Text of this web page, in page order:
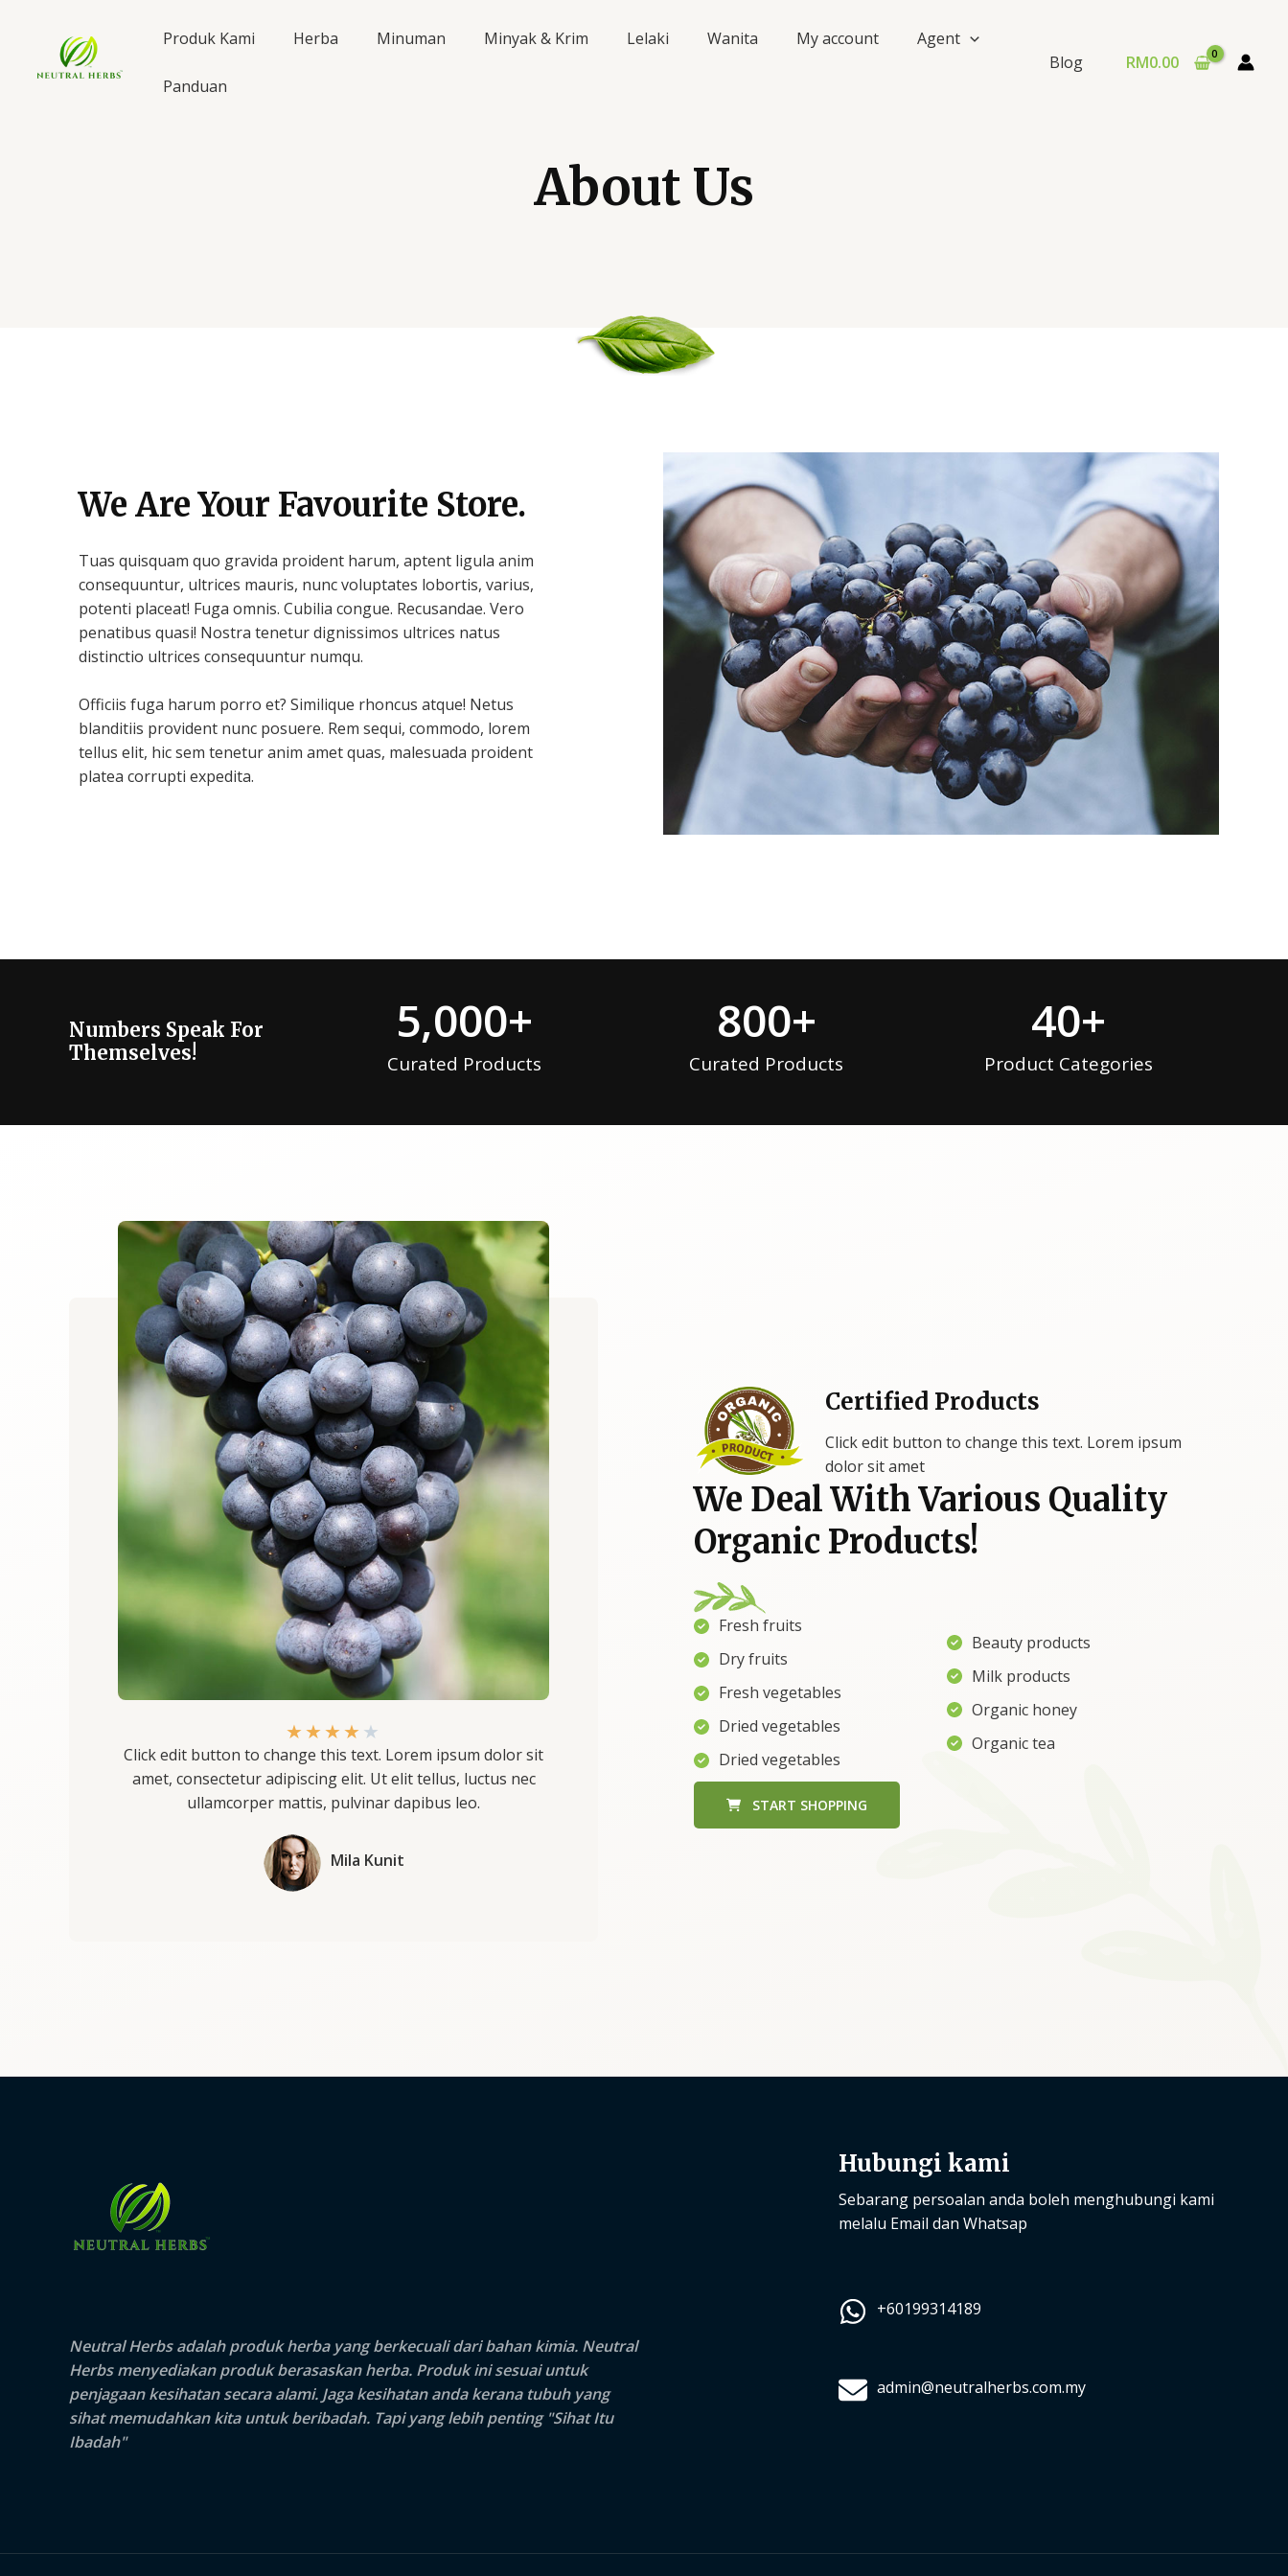
Produk Kami Herba Minuman Minyak & Krim Lelaki Wanita My account Agent
Panduan
Blog RM0.00
About Us
We Are Your Favourite Store.
Tuas quisquam quo gravida proident harum, aptent ligula anim
consequuntur, ultrices mauris, nunc voluptates lobortis, varius,
potenti placeat! Fuga omnis. Cubilia congue. Recusandae. Vero
penatibus quasi! Nostra tenetur dignissimos ultrices natus
distinctio ultrices consequuntur numqu.
Officiis fuga harum porro et? Similique rhoncus atque! Netus
blanditiis provident nunc posuere. Rem sequi, commodo, lorem
tellus elit, hic sem tenetur anim amet quas, malesuada proident
platea corrupti expedita.
Numbers Speak For
Themselves!
5,000+
Curated Products
800+
Curated Products
40+
Product Categories
★★★★★
Click edit button to change this text. Lorem ipsum dolor sit
amet, consectetur adipiscing elit. Ut elit tellus, luctus nec
ullamcorper mattis, pulvinar dapibus leo.
Mila Kunit
Certified Products
Click edit button to change this text. Lorem ipsum
dolor sit amet
We Deal With Various Quality
Organic Products!
Fresh fruits
Dry fruits
Fresh vegetables
Dried vegetables
Dried vegetables
Beauty products
Milk products
Organic honey
Organic tea
START SHOPPING
Neutral Herbs adalah produk herba yang berkecuali dari bahan kimia. Neutral
Herbsmenyediakan produk berasaskan herba. Produk ini sesuai untuk
penjagaan kesihatan secara alami. Jaga kesihatan anda kerana tubuh yang
sihat memudahkan kita untuk beribadah. Tapi yang lebih penting "Sihat Itu
Ibadah"
Hubungi kami
Sebarang persoalan anda boleh menghubungi kami
melalu Email dan Whatsap
+60199314189
admin@neutralherbs.com.my